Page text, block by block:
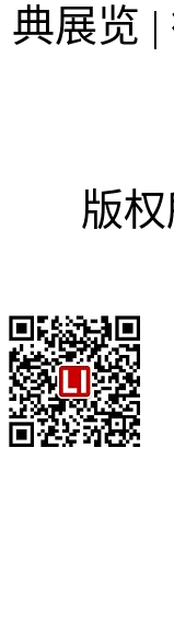
典展览 |
版